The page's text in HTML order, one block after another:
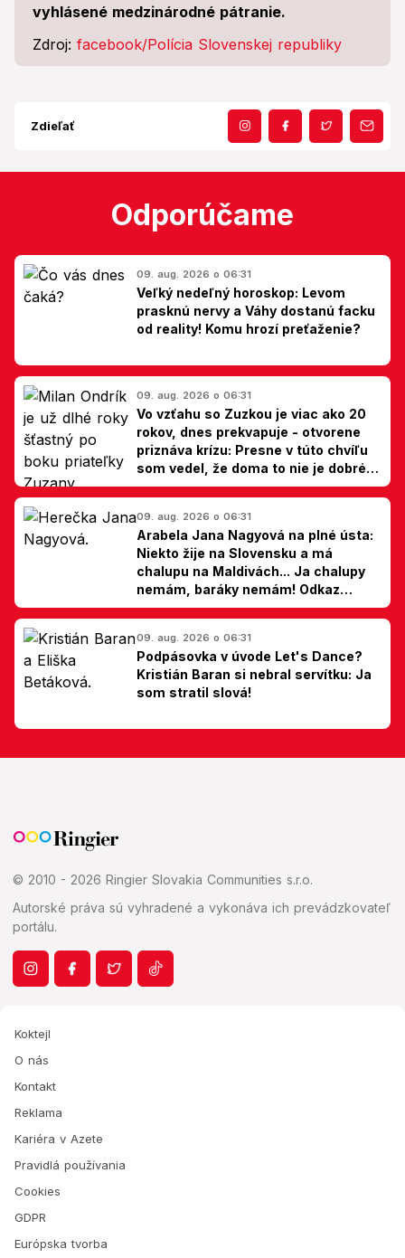
vyhlásené medzinárodné pátranie.
Zdroj: facebook/Polícia Slovenskej republiky
Zdieľať
Odporúčame
09. aug. 2026 o 06:31
Veľký nedeľný horoskop: Levom
prasknú nervy a Váhy dostanú facku
od reality! Komu hrozí preťaženie?
09. aug. 2026 o 06:31
Vo vzťahu so Zuzkou je viac ako 20
rokov, dnes prekvapuje - otvorene
priznáva krízu: Presne v túto chvíľu
som vedel, že doma to nie je dobré,
hovorí Milan Ondrík
09. aug. 2026 o 06:31
Arabela Jana Nagyová na plné ústa:
Niekto žije na Slovensku a má
chalupu na Maldivách... Ja chalupy
nemám, baráky nemám! Odkaz
Slovákom
09. aug. 2026 o 06:31
Podpásovka v úvode Let's Dance?
Kristián Baran si nebral servítku: Ja
som stratil slová!
© 2010 - 2026 Ringier Slovakia Communities s.r.o.
Autorské práva sú vyhradené a vykonáva ich prevádzkovateľ
portálu.
Koktejl
O nás
Kontakt
Reklama
Kariéra v Azete
Pravidlá používania
Cookies
GDPR
Európska tvorba